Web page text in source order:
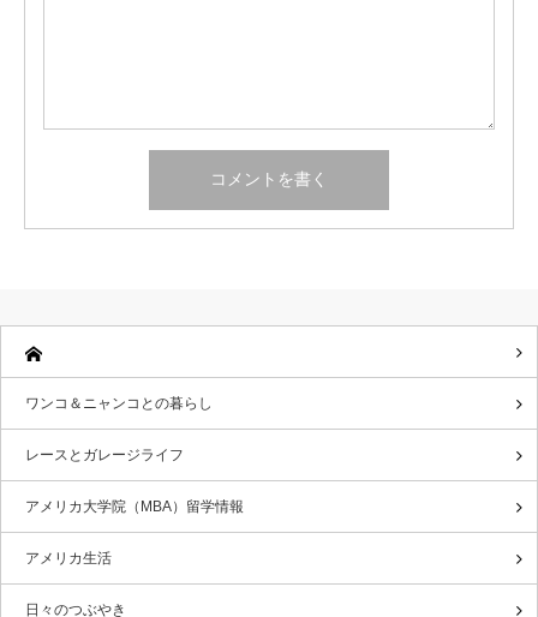
ワンコ＆ニャンコとの暮らし
レースとガレージライフ
アメリカ大学院（MBA）留学情報
アメリカ生活
日々のつぶやき